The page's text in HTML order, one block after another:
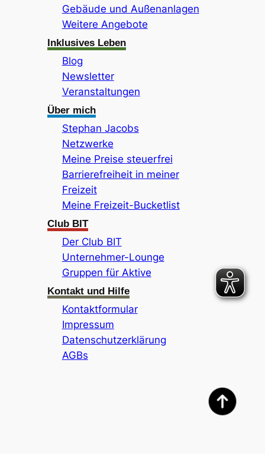
Gebäude und Außenanlagen
Weitere Angebote
Inklusives Leben
Blog
Newsletter
Veranstaltungen
Über mich
Stephan Jacobs
Netzwerke
Meine Preise steuerfrei
Barrierefreiheit in meiner
Freizeit
Meine Freizeit-Bucketlist
Club BIT
Der Club BIT
Unternehmer-Lounge
Gruppen für Aktive
Kontakt und Hilfe
Kontaktformular
Impressum
Datenschutzerklärung
AGBs